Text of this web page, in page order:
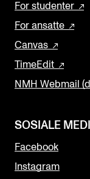
For studenter
For ansatte
Canvas
TimeEdit
NMH Webmail
SOSIALE
Facebook
Instagram